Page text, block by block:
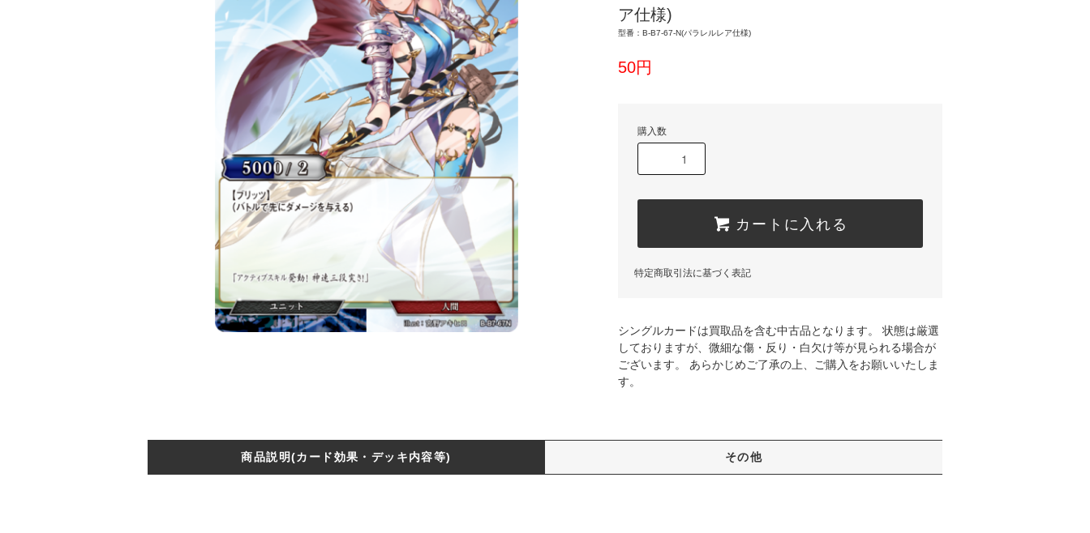
ア仕様)
型番：B-B7-67-N(パラレルレア仕様)
50円
購入数
カートに入れる
特定商取引法に基づく表記
シングルカードは買取品を含む中古品となります。 状態は厳選
しておりますが、微細な傷・反り・白欠け等が見られる場合が
ございます。 あらかじめご了承の上、ご購入をお願いいたしま
す。
商品説明(カード効果・デッキ内容等) その他